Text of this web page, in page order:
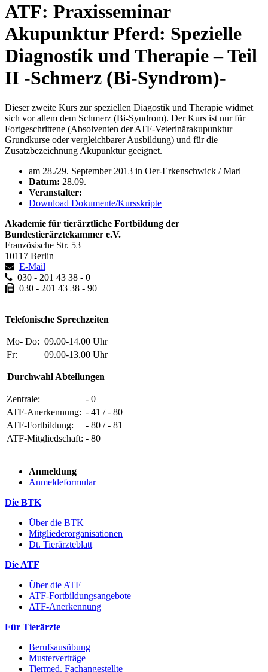
ATF: Praxisseminar
Akupunktur Pferd: Spezielle
Diagnostik und Therapie – Teil
II -Schmerz (Bi-Syndrom)-
Dieser zweite Kurs zur speziellen Diagostik und Therapie widmet
sich vor allem dem Schmerz (Bi-Syndrom). Der Kurs ist nur für
Fortgeschrittene (Absolventen der ATF-Veterinärakupunktur
Grundkurse oder vergleichbarer Ausbildung) und für die
Zusatzbezeichnung Akupunktur geeignet.
am 28./29. September 2013 in Oer-Erkenschwick / Marl
Datum: 28.09.
Veranstalter:
Download Dokumente/Kursskripte
Akademie für tierärztliche Fortbildung der
Bundestierärztekammer e.V.
Französische Str. 53
10117 Berlin
E-Mail
030 - 201 43 38 - 0
030 - 201 43 38 - 90
Telefonische Sprechzeiten
Mo- Do: 09.00-14.00 Uhr
Fr:
09.00-13.00 Uhr
Durchwahl Abteilungen
Zentrale:
- 0
ATF-Anerkennung: - 41 / - 80
ATF-Fortbildung:
- 80 / - 81
ATF-Mitgliedschaft: - 80
Anmeldung
Anmeldeformular
Die BTK
Über die BTK
Mitgliederorganisationen
Dt. Tierärzteblatt
Die ATF
Über die ATF
ATF-Fortbildungsangebote
ATF-Anerkennung
Für Tierärzte
Berufsausübung
Musterverträge
Tiermed. Fachangestellte